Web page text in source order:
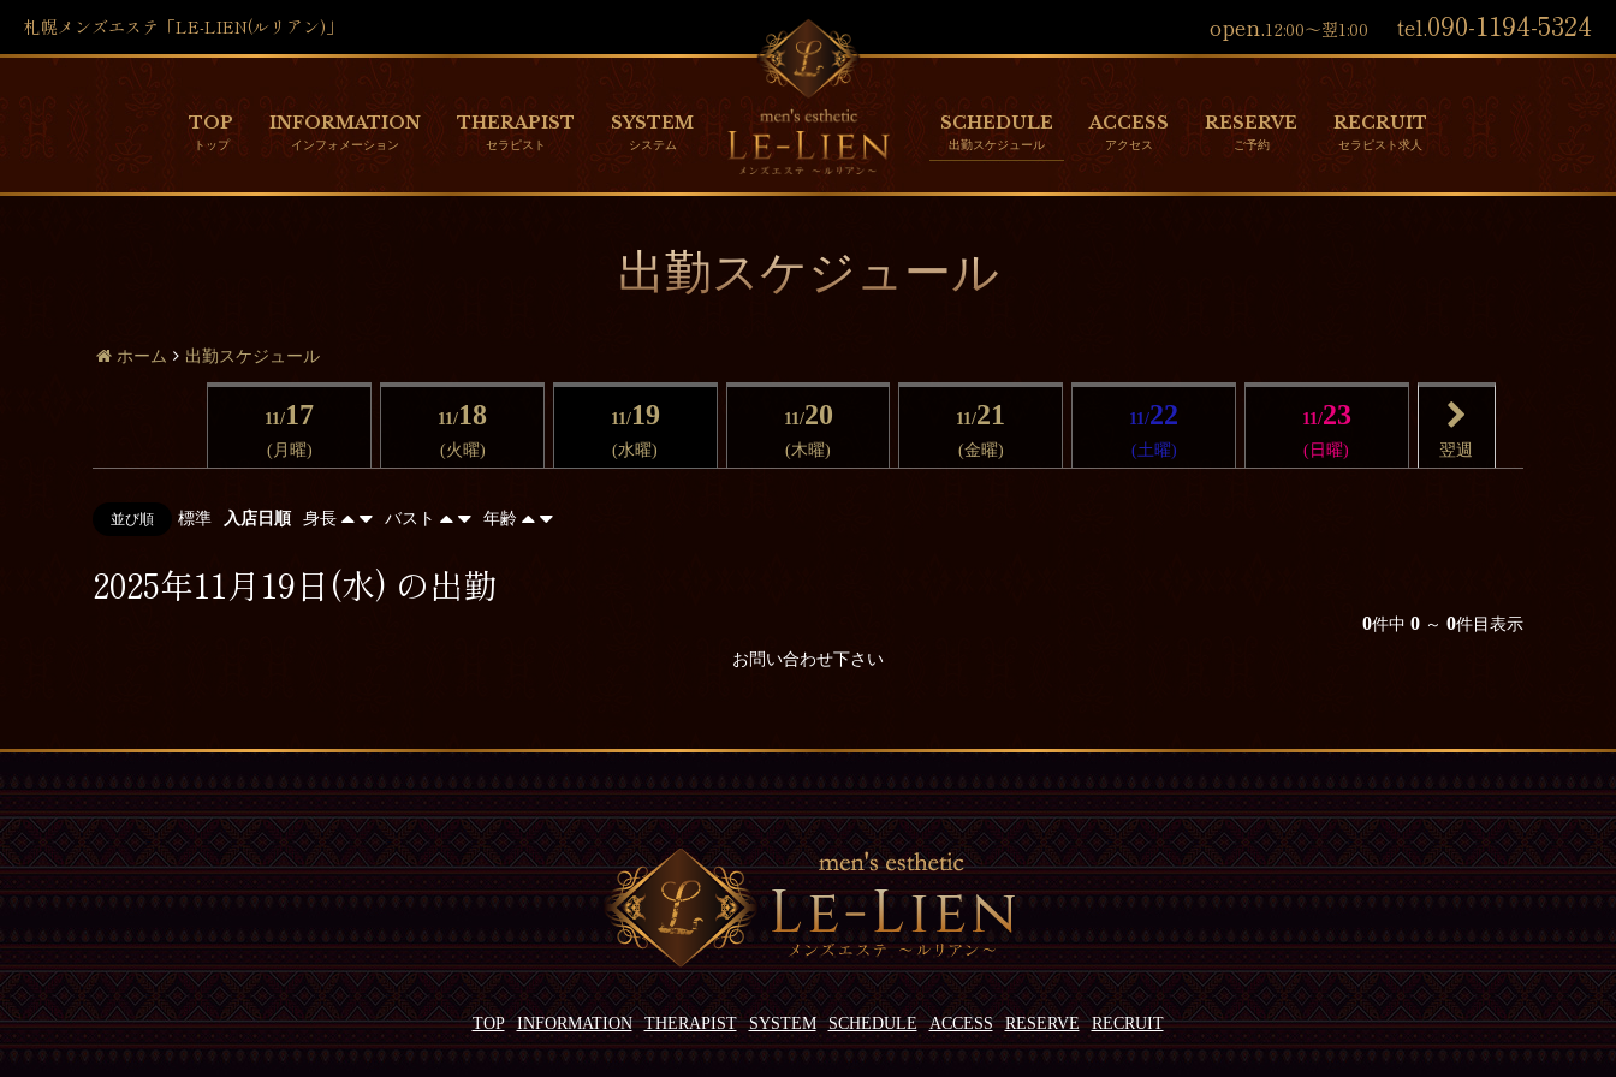
札幌メンズエステ「LE-LIEN(ルリアン)」 open.12:00～翌1:00 tel.090-1194-5324
TOP INFORMATION THERAPIST SYSTEM SCHEDULE ACCESS RESERVE RECRUIT
出勤スケジュール
ホーム 出勤スケジュール
11/17
(月曜)
11/18
(火曜)
11/19
(水曜)
11/20
(木曜)
11/21
(金曜)
11/22
(土曜)
11/23
(日曜) 翌週
並び順 標準 入店日順 身長 バスト 年齢
2025年11月19日(水) の出勤
0件中 0 ～ 0件目表示
お問い合わせ下さい
TOP INFORMATION THERAPIST SYSTEM SCHEDULE ACCESS RESERVE RECRUIT